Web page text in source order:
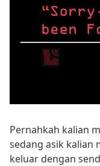
Pernahkah kalian
sedang asik kalian
keluar dengan